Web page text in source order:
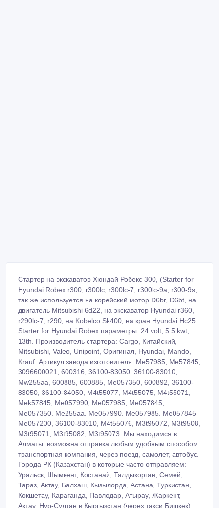
Стартер на экскаватор Хюндай Робекс 300, (Starter for
Hyundai Robex r300, r300lc, r300lc-7, r300lc-9a, r300-9s,
так же используется на корейский мотор D6br, D6bt, на
двигатель Mitsubishi 6d22, на экскаватор Hyundai r360,
r290lc-7, r290, на Kobelco Sk400, на кран Hyundai Hc25.
Starter for Hyundai Robex параметры: 24 volt, 5.5 kwt,
13th. Производитель стартера: Cargo, Китайский,
Mitsubishi, Valeo, Unipoint, Оригинал, Hyundai, Mando,
Krauf. Артикул завода изготовителя: Me57985, Me57845,
3096600021, 600316, 36100-83050, 36100-83010,
Mw255aa, 600885, 600885, Me057350, 600892, 36100-
83050, 36100-84050, M4t55077, M4t55075, M4t55071,
Mek57845, Me057990, Me057985, Me057845,
Me057350, Me255aa, Me057990, Me057985, Me057845,
Me057200, 36100-83010, M4t55076, M3t95072, M3t9508,
M3t95071, M3t95082, M3t95073. Мы находимся в
Алматы, возможна отправка любым удобным способом:
транспортная компания, через поезд, самолет, автобус.
Города РК (Казахстан) в которые часто отправляем:
Уральск, Шымкент, Костанай, Талдыкорган, Семей,
Тараз, Актау, Балхаш, Кызылорда, Астана, Туркистан,
Кокшетау, Караганда, Павлодар, Атырау, Жаркент,
Актау, Нур-Султан в Кыргызстан (через такси Бишкек)